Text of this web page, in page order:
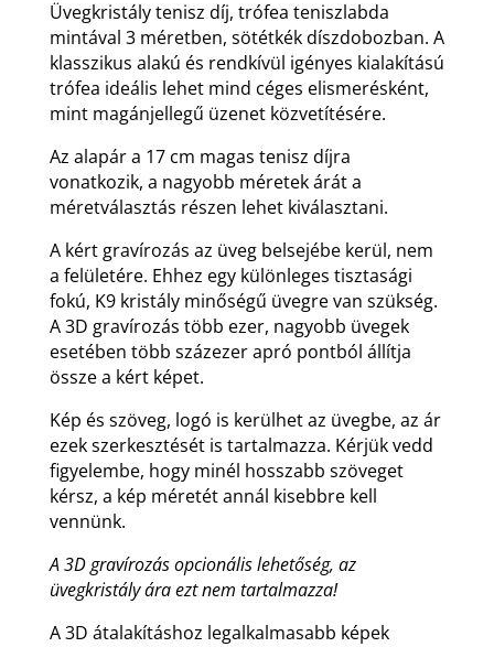
Üvegkristály tenisz díj, trófea teniszlabda
mintával 3 méretben, sötétkék díszdobozban. A
klasszikus alakú és rendkívül igényes kialakítású
trófea ideális lehet mind céges elismerésként,
mint magánjellegű üzenet közvetítésére.
Az alapár a 17 cm magas tenisz díjra
vonatkozik, a nagyobb méretek árát a
méretválasztás részen lehet kiválasztani.
A kért gravírozás az üveg belsejébe kerül, nem
a felületére. Ehhez egy különleges tisztasági
fokú, K9 kristály minőségű üvegre van szükség.
A 3D gravírozás több ezer, nagyobb üvegek
esetében több százezer apró pontból állítja
össze a kért képet.
Kép és szöveg, logó is kerülhet az üvegbe, az ár
ezek szerkesztését is tartalmazza. Kérjük vedd
figyelembe, hogy minél hosszabb szöveget
kérsz, a kép méretét annál kisebbre kell
vennünk.
A 3D gravírozás opcionális lehetőség, az
üvegkristály ára ezt nem tartalmazza!
A 3D átalakításhoz legalkalmasabb képek